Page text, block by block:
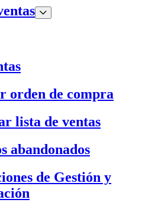
orden de compra
lista de ventas
abandonados
de Gestión y